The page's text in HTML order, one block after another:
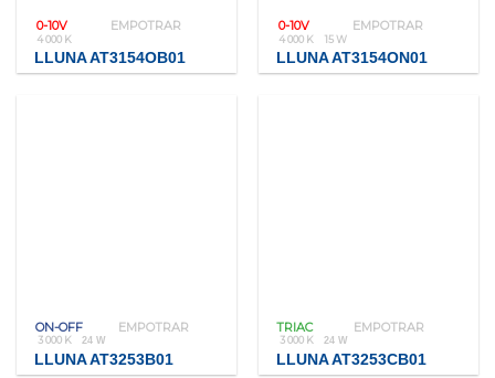
0-10V EMPOTRAR
4 000 K
LLUNA AT3154OB01
0-10V EMPOTRAR
4 000 K 15 W
LLUNA AT3154ON01
ON-OFF EMPOTRAR
3 000 K 24 W
LLUNA AT3253B01
TRIAC EMPOTRAR
3 000 K 24 W
LLUNA AT3253CB01